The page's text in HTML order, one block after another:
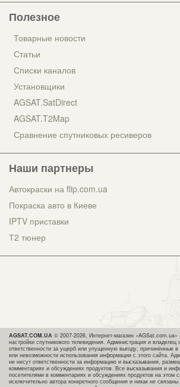
Полезное
Товарные новости
Статьи
Списки каналов
Установщики
AGSAT.SatDirect
AGSAT.T2Map
Сравнение спутниковых ресиверов
Наши партнеры
Автокраски на flip.com.ua
Покраска авто в Киеве
IPTV приставки
Т2 тюнер
AGSAT.COM.UA © 2007-2026, Интернет-магазин
настройки спутникового телевидения. Администрация и владелец
ответственности за ущерб или упущенную выгоду, причинённые в
или невозможности использования информации с этого сайта.
не несут ответственности за информацию и высказывания,
комментариях и обсуждениях продуктов. Все высказывания и
посетителями в комментариях и обсуждениях продуктов на этом
исключительно автора конкретного сообщения и никак не связаны